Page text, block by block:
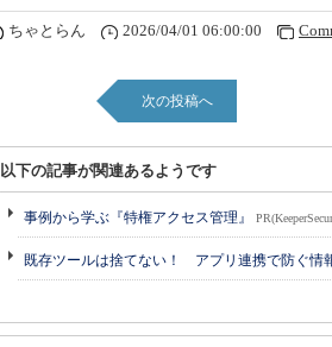
ちゃとらん 2026/04/01 06:00:00
次の投稿へ
以下の記事が関連あるようです
事例から学ぶ『特権アクセス管理』
既存ツールは捨てない！ アプリ連携で防ぐ情